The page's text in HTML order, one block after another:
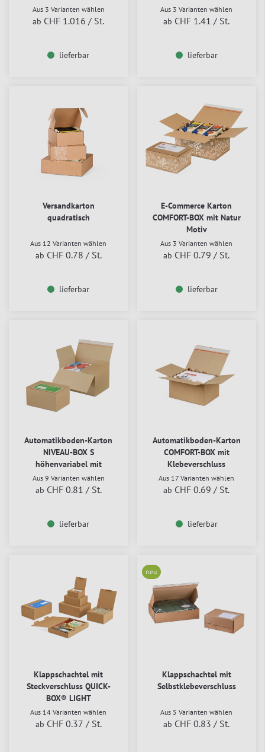
Aus 3 Varianten wählen
ab CHF 1.016 / St.
lieferbar
Aus 3 Varianten wählen
ab CHF 1.41 / St.
lieferbar
Versandkarton
quadratisch
Aus 12 Varianten wählen
ab CHF 0.78 / St.
lieferbar
E-Commerce Karton
COMFORT-BOX mit Natur
Motiv
Aus 3 Varianten wählen
ab CHF 0.79 / St.
lieferbar
Automatikboden-Karton
NIVEAU-BOX S
höhenvariabel mit
Selbstklebeverschluss
Aus 9 Varianten wählen
ab CHF 0.81 / St.
lieferbar
Automatikboden-Karton
COMFORT-BOX mit
Klebeverschluss
Aus 17 Varianten wählen
ab CHF 0.69 / St.
lieferbar
Klappschachtel mit
Steckverschluss QUICK-
BOX® LIGHT
Aus 14 Varianten wählen
ab CHF 0.37 / St.
neu
Klappschachtel mit
Selbstklebeverschluss
Aus 5 Varianten wählen
ab CHF 0.83 / St.